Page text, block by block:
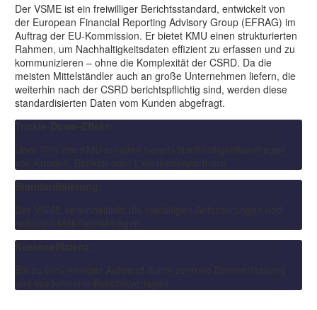
Der VSME ist ein freiwilliger Berichtsstandard, entwickelt von
der European Financial Reporting Advisory Group (EFRAG) im
Auftrag der EU-Kommission. Er bietet KMU einen strukturierten
Rahmen, um Nachhaltigkeitsdaten effizient zu erfassen und zu
kommunizieren – ohne die Komplexität der CSRD. Da die
meisten Mittelständler auch an große Unternehmen liefern, die
weiterhin nach der CSRD berichtspflichtig sind, werden diese
standardisierten Daten vom Kunden abgefragt.
Trickle-Down-Effekt:
Standardisierung:
Kosteneffizienz: